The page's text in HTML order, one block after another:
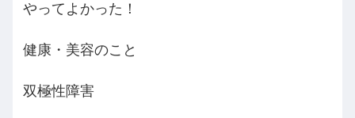
やってよかった！
健康・美容のこと
双極性障害